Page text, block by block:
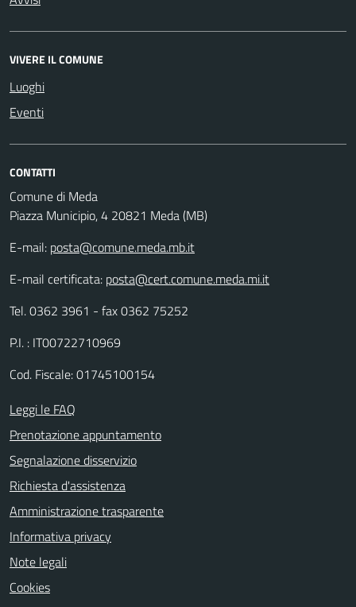
VIVERE IL COMUNE
Luoghi
Eventi
CONTATTI
Comune di Meda
Piazza Municipio, 4 20821 Meda (MB)
E-mail: posta@comune.meda.mb.it
E-mail certificata: posta@cert.comune.meda.mi.it
Tel. 0362 3961 - fax 0362 75252
P.I. : IT00722710969
Cod. Fiscale: 01745100154
Leggi le FAQ
Prenotazione appuntamento
Segnalazione disservizio
Richiesta d'assistenza
Amministrazione trasparente
Informativa privacy
Note legali
Cookies